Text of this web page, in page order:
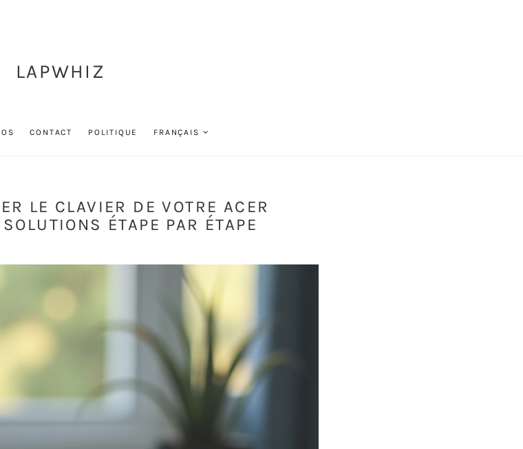
LAPWHIZ
CONTACT POLITIQUE FRANÇAIS
LE CLAVIER DE VOTRE ACER
ÉTAPE PAR ÉTAPE